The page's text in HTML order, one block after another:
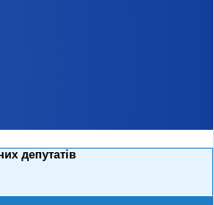
депутатів